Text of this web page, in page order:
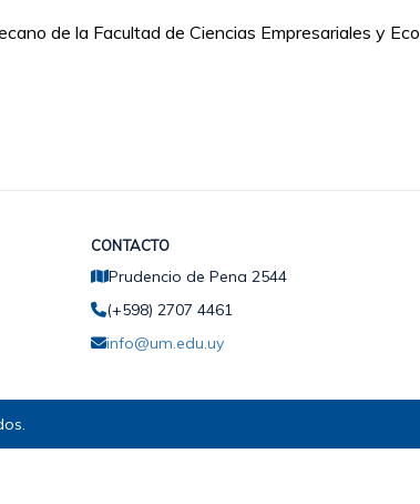
de la Facultad de Ciencias Empresariales y
CONTACTO
Prudencio de Pena 2544
(+598) 2707 4461
info@um.edu.uy